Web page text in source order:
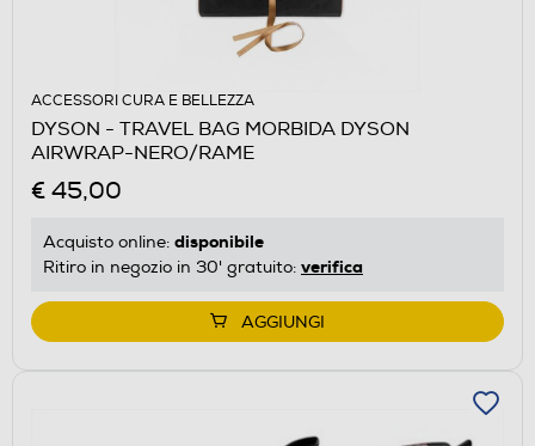
ACCESSORI CURA E BELLEZZA
DYSON - TRAVEL BAG MORBIDA DYSON
AIRWRAP-NERO/RAME
€ 45,00
Acquisto online: disponibile
Ritiro in negozio in 30' gratuito: verifica
AGGIUNGI